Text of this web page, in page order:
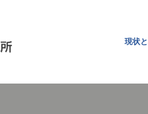
現状